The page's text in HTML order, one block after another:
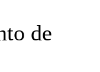
de